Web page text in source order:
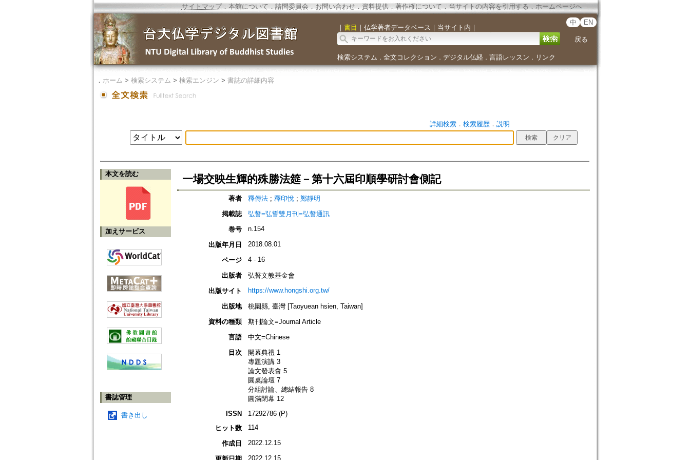
サイトマップ．本館について ． 諮問委員会． お問い合わせ． 資料提供． 著作権について．当サイトの内容を引用する ． ホームページへ
｜ 書目 ｜ 仏学著者データベース ｜ 当サイト内 ｜
中 EN
戻る
検索システム ． 全文コレクション ． デジタル仏経． 言語レッスン ． リンク
． ホーム > 検索システム > 検索エンジン > 書誌の詳細内容
詳細検索． 検索履歴． 説明
本文を読む
加えサービス
書誌管理
書き出し
一場交映生輝的殊勝法筵－第十六屆印順學研討會側記
著者 釋傳法 ; 釋印悅 ; 鄭靜明
掲載誌
弘誓=弘誓雙月刊=弘誓通訊
巻号
n.154
出版年月日 2018.08.01
ページ 4 - 16
出版者
弘誓文教基金會
出版サイト
https://www.hongshi.org.tw/
出版地
桃園縣, 臺灣 [Taoyuean hsien, Taiwan]
資料の種類
期刊論文=Journal Article
言語
中文=Chinese
目次
開幕典禮 1
專題演講 3
論文發表會 5
圓桌論壇 7
分組討論、總結報告 8
圓滿閉幕 12
ISSN
17292786 (P)
ヒット数
114
作成日 2022.12.15
2022.12.15